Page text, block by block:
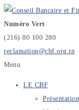
Numéro Vert
(216) 80 100 280
reclamation@cbf.org.tn
Menu
LE CBF
Présentation